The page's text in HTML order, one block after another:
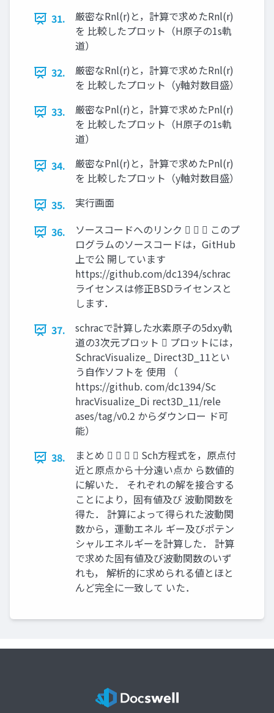
31.
厳密なRnl(r)と，計算で求めたRnl(r)
を 比較したプロット（H原子の1s軌
道）
32.
厳密なRnl(r)と，計算で求めたRnl(r)
を 比較したプロット（y軸対数目盛）
33.
厳密なPnl(r)と，計算で求めたPnl(r)
を 比較したプロット（H原子の1s軌
道）
34.
厳密なPnl(r)と，計算で求めたPnl(r)
を 比較したプロット（y軸対数目盛）
35.
実行画面
36.
ソースコードへのリンク    このプ
ログラムのソースコードは，GitHub
上で公 開しています
https://github.com/dc1394/schrac
ライセンスは修正BSDライセンスと
します．
37.
schracで計算した水素原子の5dxy軌
道の3次元プロット  プロットには，
SchracVisualize_ Direct3D_11とい
う自作ソフトを 使用 （
https://github. com/dc1394/Sc
hracVisualize_Di rect3D_11/rele
ases/tag/v0.2 からダウンロー ド可
能）
38.
まとめ     Sch方程式を，原点付
近と原点から十分遠い点か ら数値的
に解いた． それぞれの解を接合する
ことにより，固有値及び 波動関数を
得た． 計算によって得られた波動関
数から，運動エネル ギー及びポテン
シャルエネルギーを計算した． 計算
で求めた固有値及び波動関数のいず
れも， 解析的に求められる値とほと
んど完全に一致して いた．